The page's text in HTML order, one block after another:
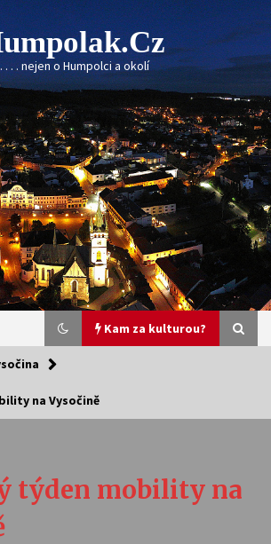
. . . nejen o Humpolci a okolí
Kam za kulturou?
Ensemble
výstavy Josefíny Duškové: Stávám se
na Vysočině
týden mobility na